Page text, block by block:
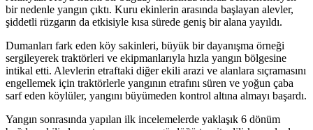
bir nedenle yangın çıktı. Kuru ekinlerin arasında başlayan alevler,
şiddetli rüzgarın da etkisiyle kısa sürede geniş bir alana yayıldı.
Dumanları fark eden köy sakinleri, büyük bir dayanışma örneği
sergileyerek traktörleri ve ekipmanlarıyla hızla yangın bölgesine
intikal etti. Alevlerin etraftaki diğer ekili arazi ve alanlara sıçramasını
engellemek için traktörlerle yangının etrafını süren ve yoğun çaba
sarf eden köylüler, yangını büyümeden kontrol altına almayı başardı.
Yangın sonrasında yapılan ilk incelemelerde yaklaşık 6 dönüm